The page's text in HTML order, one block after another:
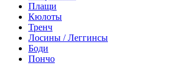
Плащи
Кюлоты
Тренч
Лосины / Леггинсы
Боди
Пончо